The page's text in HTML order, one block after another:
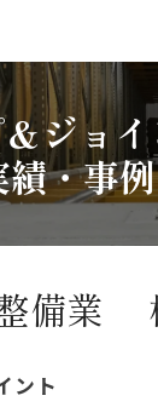
ジョ
績・事例
備業
ント